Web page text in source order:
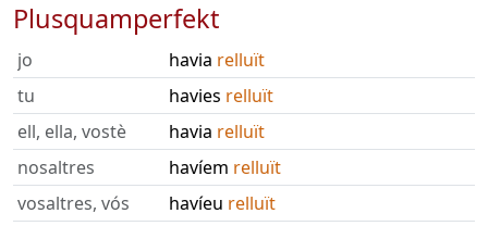
Plusquamperfekt
jo havia relluït
tu
havies relluït
ell, ella, vostè
havia relluït
nosaltres
havíem relluït
vosaltres, vós
havíeu relluït